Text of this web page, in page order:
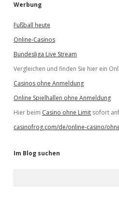
Werbung
Fußball heute
Online-Casinos
Bundesliga Live Stream
Vergleichen und finden Sie hier ein
Casinos ohne Anmeldung
Online Spielhallen ohne Anmeldung
Hier beim Casino ohne Limit sofort
casinofrog.com/de/online-casino/
Im Blog suchen